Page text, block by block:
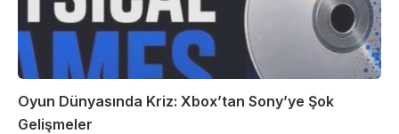
Oyun Dünyasında Kriz: Xbox’tan Sony’ye Şok
Gelişmeler